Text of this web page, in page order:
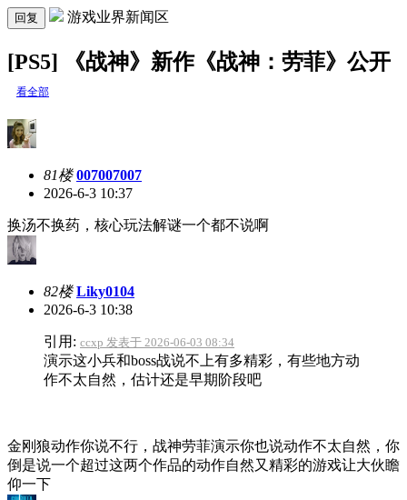
回复 游戏业界新闻区
[PS5] 《战神》新作《战神：劳菲》公开
看全部
81楼 007007007
2026-6-3 10:37
换汤不换药，核心玩法解谜一个都不说啊
82楼 Liky0104
2026-6-3 10:38
引用: ccxp 发表于 2026-06-03 08:34
演示这小兵和boss战说不上有多精彩，有些地方动
作不太自然，估计还是早期阶段吧
金刚狼动作你说不行，战神劳菲演示你也说动作不太自然，你
倒是说一个超过这两个作品的动作自然又精彩的游戏让大伙瞻
仰一下